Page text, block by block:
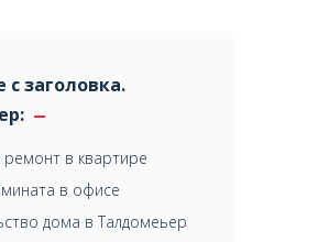
с заголовка.
ремонт в квартире
в офисе
дома в Талдомеьер